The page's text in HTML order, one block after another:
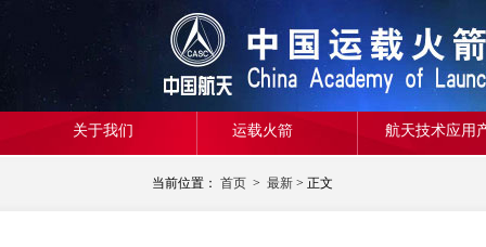
关于我们 运载火箭 航天技术应用
当前位置： 首页 > 最新 > 正文